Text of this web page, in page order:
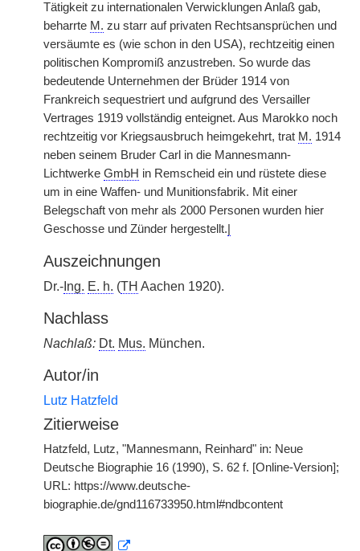
Tätigkeit zu internationalen Verwicklungen Anlaß gab,
beharrte M. zu starr auf privaten Rechtsansprüchen und
versäumte es (wie schon in den USA), rechtzeitig einen
politischen Kompromiß anzustreben. So wurde das
bedeutende Unternehmen der Brüder 1914 von
Frankreich sequestriert und aufgrund des Versailler
Vertrages 1919 vollständig enteignet. Aus Marokko noch
rechtzeitig vor Kriegsausbruch heimgekehrt, trat M. 1914
neben seinem Bruder Carl in die Mannesmann-
Lichtwerke GmbH in Remscheid ein und rüstete diese
um in eine Waffen- und Munitionsfabrik. Mit einer
Belegschaft von mehr als 2000 Personen wurden hier
Geschosse und Zünder hergestellt.
Auszeichnungen
Dr.- Ing. E. h. (TH Aachen 1920).
Nachlass
Nachlaß: Dt. Mus. München.
Autor/in
Lutz Hatzfeld
Zitierweise
Hatzfeld, Lutz, "Mannesmann, Reinhard" in: Neue
Deutsche Biographie 16 (1990), S. 62 f. [Online-Version];
URL: https://www.deutsche-
biographie.de/gnd116733950.html#ndbcontent